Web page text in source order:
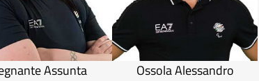
Assunta Ossola Alessandro